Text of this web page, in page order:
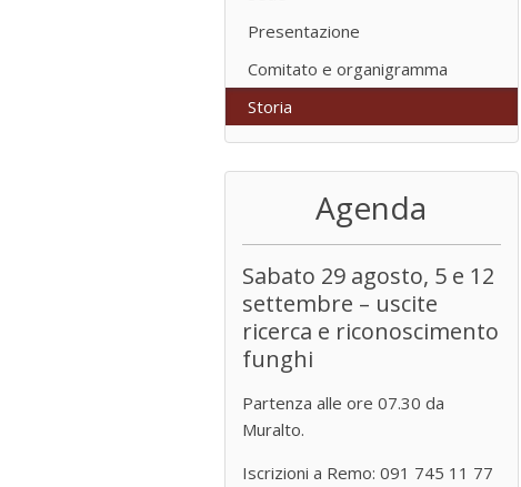
Presentazione
Comitato e organigramma
Storia
Agenda
Sabato 29 agosto, 5 e 12
settembre – uscite
ricerca e riconoscimento
funghi
Partenza alle ore 07.30 da
Muralto.
Iscrizioni a Remo: 091 745 11 77